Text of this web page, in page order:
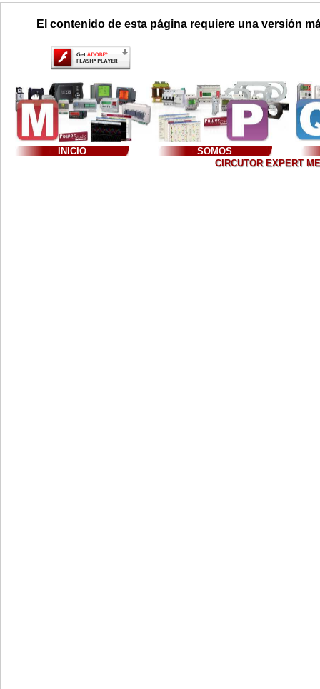
El contenido de esta página requiere una versión
INICIO
SOMOS
CIRCUTOR EXPERT